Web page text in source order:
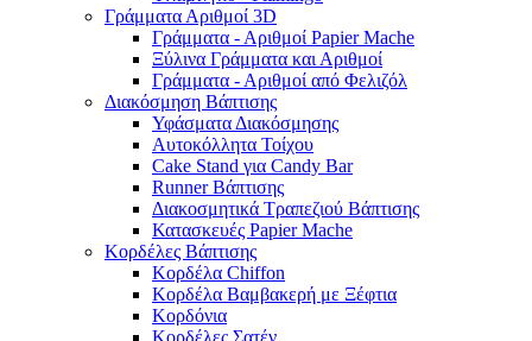
Γράμματα Αριθμοί 3D
Γράμματα - Αριθμοί Papier Mache
Ξύλινα Γράμματα και Αριθμοί
Γράμματα - Αριθμοί από Φελιζόλ
Διακόσμηση Βάπτισης
Υφάσματα Διακόσμησης
Αυτοκόλλητα Τοίχου
Cake Stand για Candy Bar
Runner Βάπτισης
Διακοσμητικά Τραπεζιού Βάπτισης
Κατασκευές Papier Mache
Κορδέλες Βάπτισης
Κορδέλα Chiffon
Κορδέλα Βαμβακερή με Ξέφτια
Κορδόνια